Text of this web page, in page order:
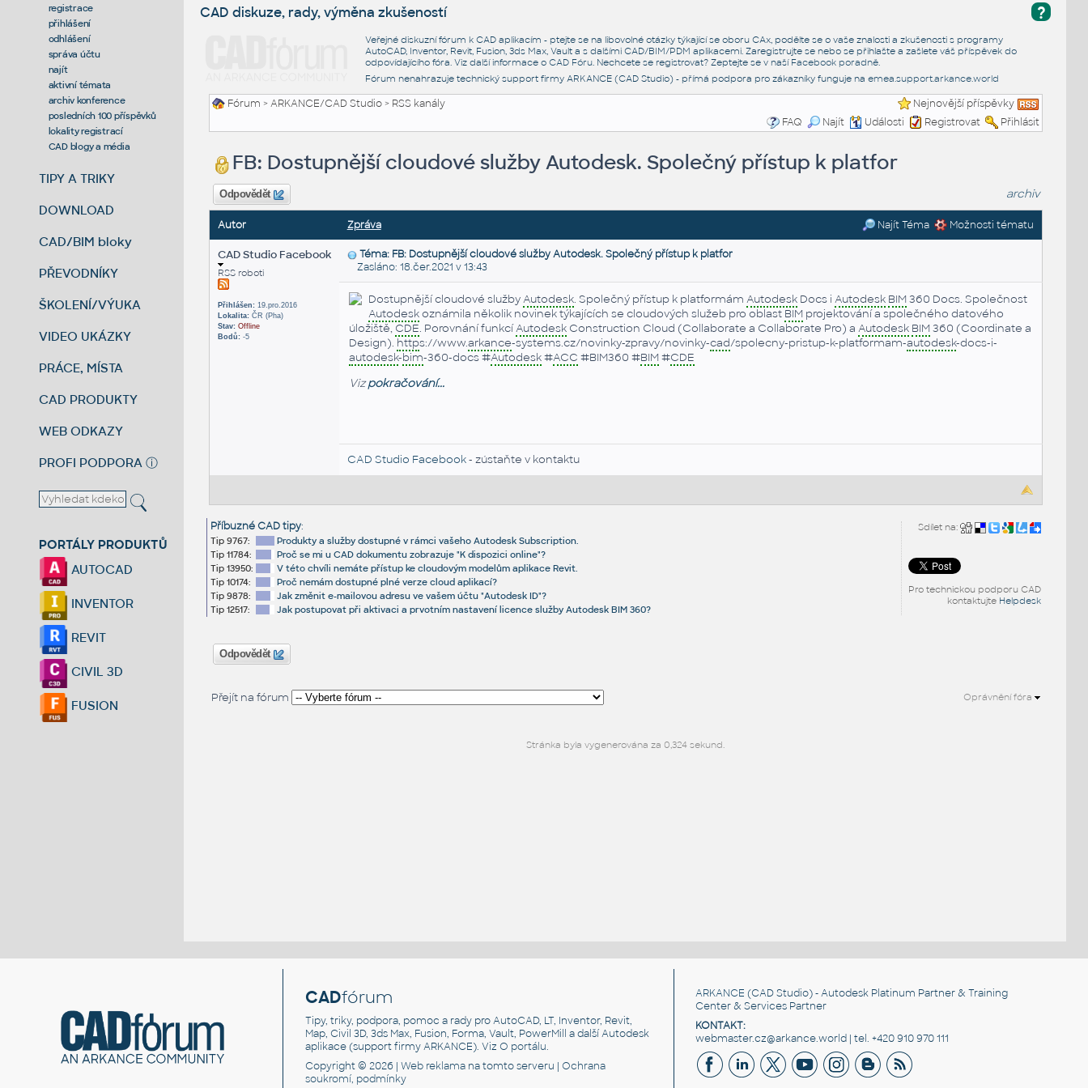
registrace
přihlášení
odhlášení
správa účtu
najít
aktivní témata
archiv konference
posledních 100 příspěvků
lokality registrací
CAD blogy a média
TIPY A TRIKY
DOWNLOAD
CAD/BIM bloky
PŘEVODNÍKY
ŠKOLENÍ/VÝUKA
VIDEO UKÁZKY
PRÁCE, MÍSTA
CAD PRODUKTY
WEB ODKAZY
PROFI PODPORA ⓘ
PORTÁLY PRODUKTŮ
AUTOCAD
INVENTOR
REVIT
CIVIL 3D
FUSION
?
CAD diskuze, rady, výměna zkušeností
Veřejné diskuzní fórum k CAD aplikacím - ptejte se na libovolné otázky týkající se oboru CAx, podělte se o vaše znalosti a zkušenosti s programy
AutoCAD, Inventor, Revit, Fusion, 3ds Max, Vault a s dalšími CAD/BIM/PDM aplikacemi. Zaregistrujte se nebo se přihlašte a zašlete váš příspěvek do
odpovídajícího fóra. Viz další informace o CAD Fóru. Nechcete se registrovat? Zeptejte se v naší Facebook poradně.
Fórum nenahrazuje technický support firmy ARKANCE (CAD Studio) - přímá podpora pro zákazníky funguje na emea.support.arkance.world
Fórum >ARKANCE/CAD Studio> RSS kanály
Nejnovější příspěvky
FAQ
Najít Události Registrovat Přihlásit
FB: Dostupnější cloudové služby Autodesk. Společný přístup k platfor
Odpovědět archiv
Autor Zpráva Najít Téma Možnosti tématu
CAD Studio Facebook
RSS roboti
Přihlášen:19.pro.2016
Lokalita:ČR (Pha)
Stav: Offline
Bodů:-5
Téma: FB: Dostupnější cloudové služby Autodesk. Společný přístup k platfor
Zasláno: 18.čer.2021 v 13:43
Dostupnější cloudové službyAutodesk. Společný přístup k platformám AutodeskDocs i Autodesk BIM360 Docs. Společnost
Autodeskoznámila několik novinek týkajících se cloudových služeb pro oblast BIMprojektování a společného datového
úložiště, CDE. Porovnání funkcíAutodeskConstruction Cloud (Collaborate a Collaborate Pro) a Autodesk BIM360 (Coordinate a
Design). https://www.arkance-systems.cz/novinky-zpravy/novinky-cad/spolecny-pristup-k-platformam-autodesk-docs-i-
autodesk-bim-360-docs #Autodesk#ACC #BIM360 #BIM#CDE
Vizpokračování...
CAD Studio Facebook- zústaňte v kontaktu
Sdílet na:
Pro technickou podporu CAD
kontaktujte Helpdesk
Příbuzné CAD tipy:
Tip 9767:
Produkty a služby dostupné v rámci vašeho Autodesk Subscription.
Tip 11784:
Proč se mi u CAD dokumentu zobrazuje "K dispozici online"?
Tip 13950:
V této chvíli nemáte přístup ke cloudovým modelům aplikace Revit.
Tip 10174:
Proč nemám dostupné plné verze cloud aplikací?
Tip 9878:
Jak změnit e-mailovou adresu ve vašem účtu "Autodesk ID"?
Tip 12517:
Jak postupovat při aktivaci a prvotním nastavení licence služby Autodesk BIM 360?
Odpovědět
Přejít na fórum Oprávnění fóra
Stránka byla vygenerována za 0,324 sekund.
CADfórum
Tipy, triky, podpora, pomoc a rady pro AutoCAD, LT, Inventor, Revit,
Map, Civil 3D, 3ds Max, Fusion, Forma, Vault, PowerMill a další Autodesk
aplikace (support firmy ARKANCE). VizO portálu.
Copyright © 2026 |Web reklama na tomto serveru |Ochrana
soukromí, podmínky
ARKANCE (CAD Studio) - Autodesk Platinum Partner & Training
Center & Services Partner
KONTAKT:
webmaster.cz@arkance.world | tel. +420 910 970 111